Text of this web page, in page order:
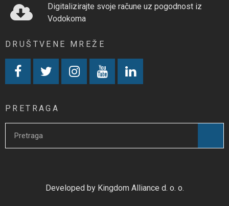
Digitalizirajte svoje račune uz pogodnost iz
Vodokoma
DRUŠTVENE MREŽE
PRETRAGA
Developed by Kingdom Alliance d. o. o.